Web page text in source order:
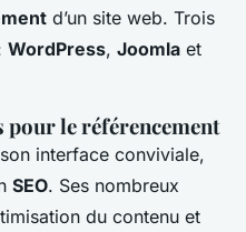
d’un site web. Trois
WordPress, Joomla et
pour le référencement
interface conviviale,
SEO. Ses nombreux
du contenu et